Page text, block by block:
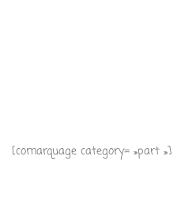
[comarquage category= »part »]